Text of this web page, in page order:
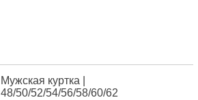
Мужская куртка |
48/50/52/54/56/58/60/62